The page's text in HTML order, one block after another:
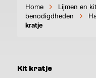
Home Lijmen en
benodigdheden
kratje
Kit kratje